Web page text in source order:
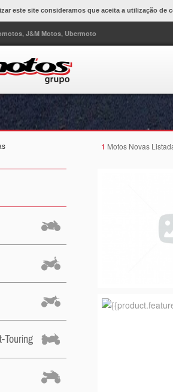
este site consideramos que aceita a utilização de
J&M Motos, Ubermoto
Touring
1 Motos Novas